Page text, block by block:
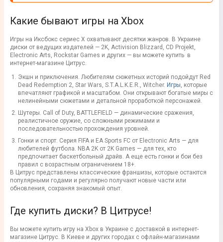
Какие бывают игры на Xbox
Игры на Иксбокс сериес Х охватывают десятки жанров. В Украине
диски от ведущих издателей — 2K, Activision Blizzard, CD Projekt,
Electronic Arts, Rockstar Games и других — вы можете купить в
интернет-магазине Цитрус.
Экшн и приключения. Любителям сюжетных историй подойдут Red
Dead Redemption 2, Star Wars, S.T.A.L.K.E.R., Witcher. Игры, которые
впечатляют графикой и масштабом. Они открывают богатые миры с
нелинейными сюжетами и детальной проработкой персонажей.
Шутеры. Call of Duty, BATTLEFIELD — динамические сражения,
реалистичное оружие, со сложными режимами и
последовательностью прохождения уровней.
Гонки и спорт. Серия FIFA и EA Sports FC от Electronic Arts — для
любителей футбола. NBA 2K от 2K Games — для тех, кто
предпочитает баскетбольный драйв. А еще есть гонки и бои без
правил с возрастным ограничением 18+.
В Цитрус представлены классические франшизы, которые остаются
популярными годами и регулярно получают новые части или
обновления, сохраняя знакомый опыт.
Где купить диски? В Цитрусе!
Вы можете купить игру на Xbox в Украине с доставкой в интернет-
магазине Цитрус. В Киеве и других городах с офлайн-магазинами